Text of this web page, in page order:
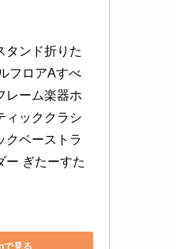
タンド折りた
フロアAすべ
レーム楽器ホ
ィッククラシ
クベーストラ
ー ぎたーすた
で見る